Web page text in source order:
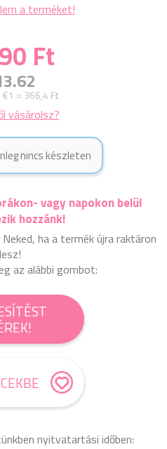
a terméket!
Ft
€1 = 366,4 Ft
vásárolsz?
nincs készleten
vagy napokon belül
hozzánk!
ha a termék újra raktáron
lesz!
az alábbi gombot:
nyitvatartási időben: